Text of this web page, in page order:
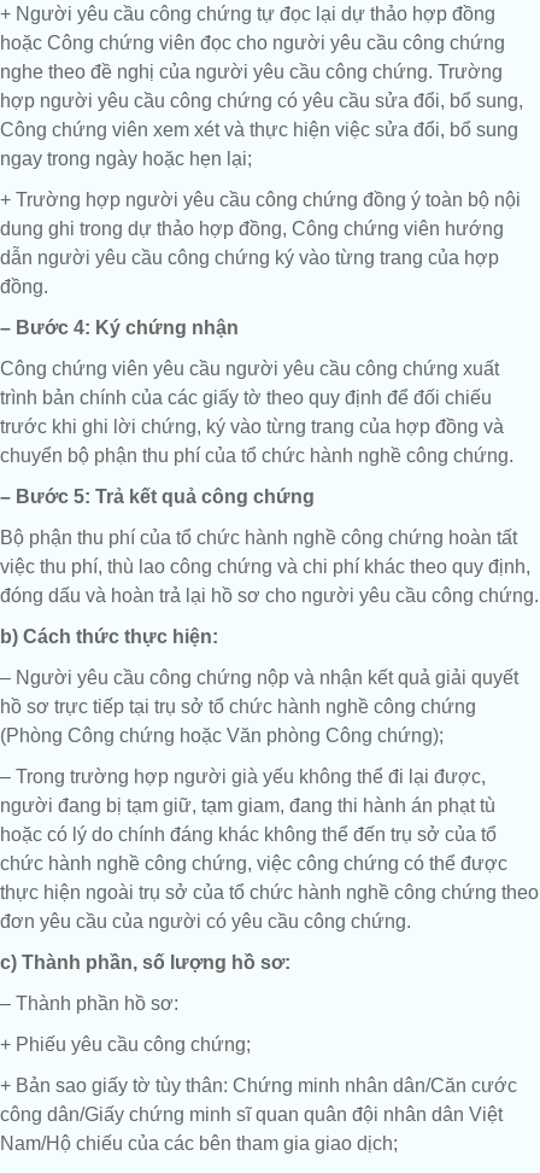
+ Người yêu cầu công chứng tự đọc lại dự thảo hợp đồng
hoặc Công chứng viên đọc cho người yêu cầu công chứng
nghe theo đề nghị của người yêu cầu công chứng. Trường
hợp người yêu cầu công chứng có yêu cầu sửa đổi, bổ sung,
Công chứng viên xem xét và thực hiện việc sửa đổi, bổ sung
ngay trong ngày hoặc hẹn lại;
+ Trường hợp người yêu cầu công chứng đồng ý toàn bộ nội
dung ghi trong dự thảo hợp đồng, Công chứng viên hướng
dẫn người yêu cầu công chứng ký vào từng trang của hợp
đồng.
– Bước 4: Ký chứng nhận
Công chứng viên yêu cầu người yêu cầu công chứng xuất
trình bản chính của các giấy tờ theo quy định để đối chiếu
trước khi ghi lời chứng, ký vào từng trang của hợp đồng và
chuyển bộ phận thu phí của tổ chức hành nghề công chứng.
– Bước 5: Trả kết quả công chứng
Bộ phận thu phí của tổ chức hành nghề công chứng hoàn tất
việc thu phí, thù lao công chứng và chi phí khác theo quy định,
đóng dấu và hoàn trả lại hồ sơ cho người yêu cầu công chứng.
b) Cách thức thực hiện:
– Người yêu cầu công chứng nộp và nhận kết quả giải quyết
hồ sơ trực tiếp tại trụ sở tổ chức hành nghề công chứng
(Phòng Công chứng hoặc Văn phòng Công chứng);
– Trong trường hợp người già yếu không thể đi lại được,
người đang bị tạm giữ, tạm giam, đang thi hành án phạt tù
hoặc có lý do chính đáng khác không thể đến trụ sở của tổ
chức hành nghề công chứng, việc công chứng có thể được
thực hiện ngoài trụ sở của tổ chức hành nghề công chứng theo
đơn yêu cầu của người có yêu cầu công chứng.
c) Thành phần, số lượng hồ sơ:
– Thành phần hồ sơ:
+ Phiếu yêu cầu công chứng;
+ Bản sao giấy tờ tùy thân: Chứng minh nhân dân/Căn cước
công dân/Giấy chứng minh sĩ quan quân đội nhân dân Việt
Nam/Hộ chiếu của các bên tham gia giao dịch;